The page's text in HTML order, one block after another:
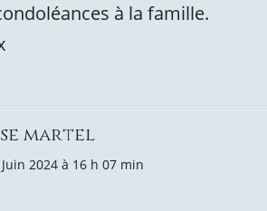
à la famille.
martel
2024 à 16 h 07 min